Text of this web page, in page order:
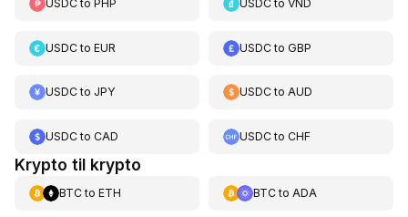
USDCto PHP USDCtoVND
USDCto EUR USDCtoGBP
USDCto JPY USDCtoAUD
USDCto CAD USDCtoCHF
Krypto til krypto
BTCto ETH BTCto ADA